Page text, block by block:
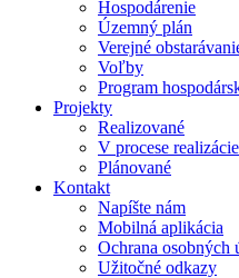
Hospodárenie
Územný plán
Verejné
Voľby
Program
Projekty
Realizované
V procese realizácie
Plánované
Kontakt
Napíšte nám
Mobilná aplikácia
Ochrana osobných
Užitočné odkazy